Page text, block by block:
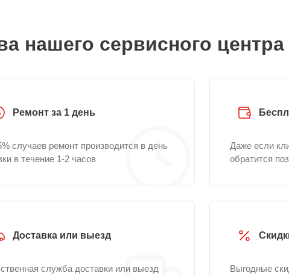
нашего сервисного центра
Ремонт за 1 день
случаев ремонт производится в день
в течение 1-2 часов
Даже если
обратится
Доставка или выезд
служба доставки или выезд
Выгодные